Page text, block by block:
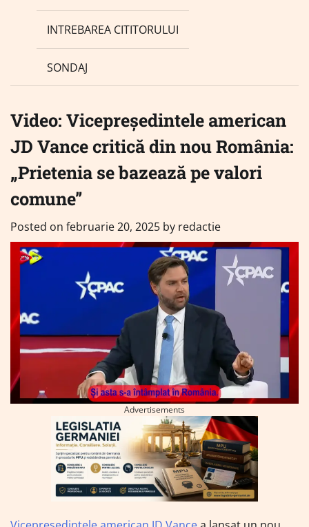
INTREBAREA CITITORULUI
SONDAJ
Video: Vicepreședintele american
JD Vance critică din nou România:
„Prietenia se bazează pe valori
comune”
Posted on februarie 20, 2025 by redactie
Advertisements